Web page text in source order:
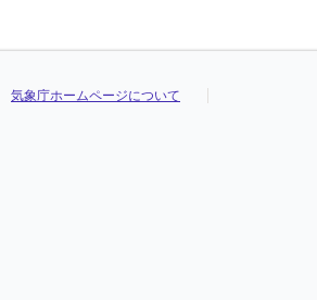
気象庁ホームページについて